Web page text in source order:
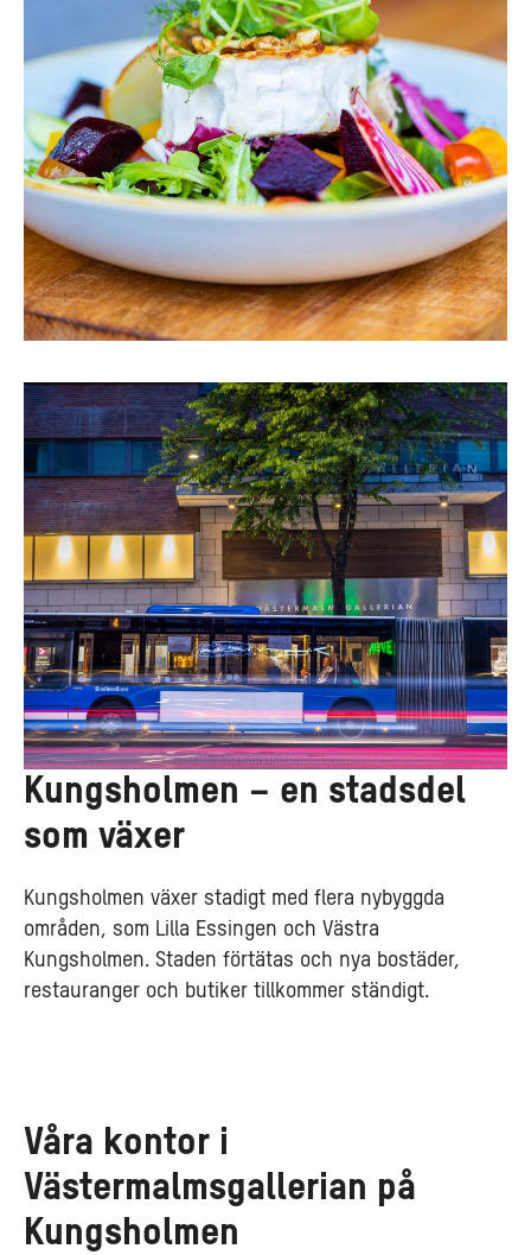
Kungsholmen – en stadsdel
som växer
Kungsholmen växer stadigt med flera nybyggda
områden, som Lilla Essingen och Västra
Kungsholmen. Staden förtätas och nya bostäder,
restauranger och butiker tillkommer ständigt.
Våra kontor i
Västermalmsgallerian på
Kungsholmen